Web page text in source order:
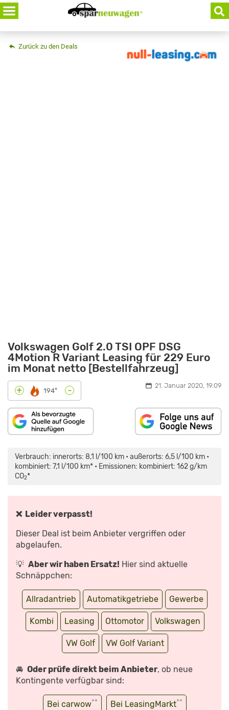
Skip
to
content
Zurück zu den Deals
Volkswagen Golf 2.0 TSI OPF DSG
4Motion R Variant Leasing für 229 Euro
im Monat netto [Bestellfahrzeug]
+ 194° - 21. Januar 2020, 19:09
Verbrauch: innerorts: 8,1 l/100 km • außerorts: 6,5 l/100 km •
kombiniert: 7,1 l/100 km* • Emissionen: kombiniert: 162 g/km
CO2*
❌ Leider verpasst!
Dieser Deal ist beim Anbieter vergriffen oder
abgelaufen.
💡 Aber wir haben Ersatz! Hier sind aktuelle
Schnäppchen:
Allradantrieb Automatikgetriebe Gewerbe
Kombi Leasing Ottomotor Volkswagen
VW Golf VW Golf Variant
🚘 Oder prüfe direkt beim Anbieter, ob neue
Kontingente verfügbar sind:
Bei carwow** Bei LeasingMarkt**
VARIANT“
VON
YOUTUBE
ANZEIGEN